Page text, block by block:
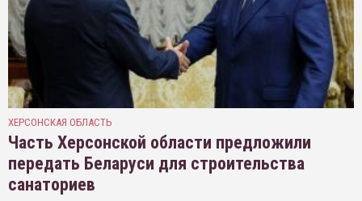
ХЕРСОНСКАЯ ОБЛАСТЬ
Часть Херсонской области предложили
передать Беларуси для строительства
санаториев